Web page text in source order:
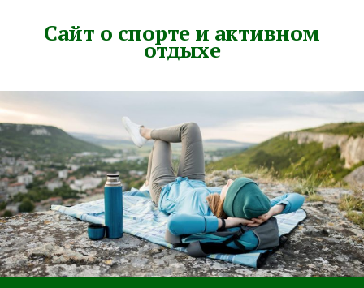
Сайт о спорте и активном
отдыхе